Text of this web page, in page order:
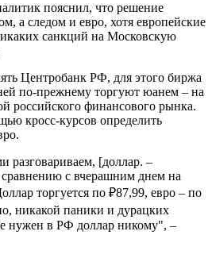
пояснил, что решение
а следом и евро, хотя европейские
санкций на Московскую
Центробанк РФ, для этого биржа
по-прежнему торгуют юанем – на
российского финансового рынка.
кросс-курсов определить
разговариваем, [доллар. –
с вчерашним днем на
торгуется по ₽87,99, евро – по
никакой паники и дурацких
нужен в РФ доллар никому", –